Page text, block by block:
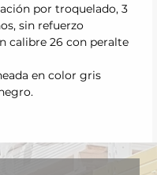
por troquelado, 3
sin refuerzo
calibre 26 con peralte
en color gris